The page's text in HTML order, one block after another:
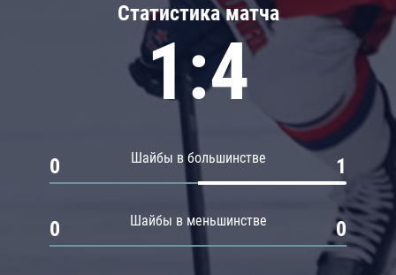
Статистика матча
1:4
Шайбы в большинстве
0 1
Шайбы в меньшинстве
0 0